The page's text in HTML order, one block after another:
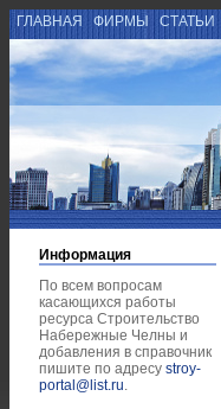
ГЛАВНАЯ ФИРМЫ СТАТЬИ
Информация
По всем вопросам
касающихся работы
ресурса Строительство
Набережные Челны и
добавления в справочник
пишите по адресу stroy-
portal@list.ru.